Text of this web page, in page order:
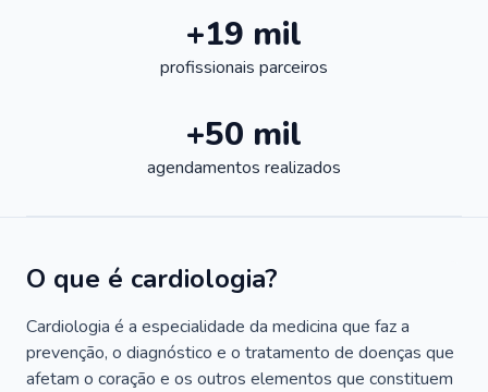
+19 mil
profissionais parceiros
+50 mil
agendamentos realizados
O que é cardiologia?
Cardiologia é a especialidade da medicina que faz a
prevenção, o diagnóstico e o tratamento de doenças que
afetam o coração e os outros elementos que constituem